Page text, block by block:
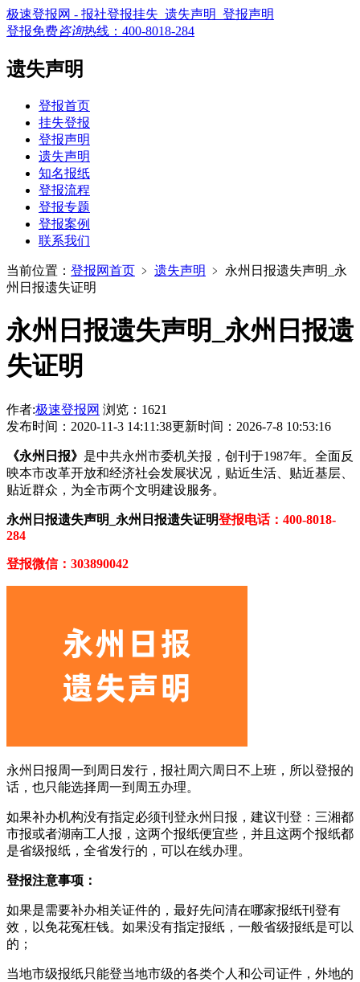
极速登报网 - 报社登报挂失_遗失声明_登报声明
登报免费咨询热线： 400-8018-284
遗失声明
登报首页
挂失登报
登报声明
遗失声明
知名报纸
登报流程
登报专题
登报案例
联系我们
当前位置： 登报网首页 ﹥ 遗失声明 ﹥ 永州日报遗失声明_永
州日报遗失证明
永州日报遗失声明_永州日报遗
失证明
作者:极速登报网 浏览：1621
发布时间：2020-11-3 14:11:38更新时间：2026-7-8 10:53:16
《永州日报》 是中共永州市委机关报，创刊于1987年。全面反
映本市改革开放和经济社会发展状况，贴近生活、贴近基层、
贴近群众，为全市两个文明建设服务。
永州日报遗失声明_永州日报遗失证明登报电话：400-8018-
284
登报微信：303890042
永州日报周一到周日发行，报社周六周日不上班，所以登报的
话，也只能选择周一到周五办理。
如果补办机构没有指定必须刊登永州日报，建议刊登：三湘都
市报或者湖南工人报，这两个报纸便宜些，并且这两个报纸都
是省级报纸，全省发行的，可以在线办理。
登报注意事项：
如果是需要补办相关证件的，最好先问清在哪家报纸刊登有
效，以免花冤枉钱。如果没有指定报纸，一般省级报纸是可以
的；
当地市级报纸只能登当地市级的各类个人和公司证件，外地的